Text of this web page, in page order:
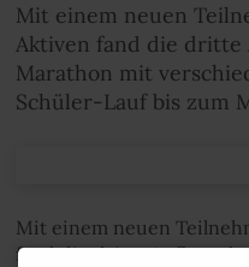
Mit einem neuen
Aktiven fand die dritte
Marathon mit
Schüler-Lauf bis zum
Mit einem neuen
fand die dritte Auflage